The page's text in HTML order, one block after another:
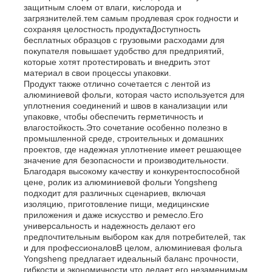
защитным слоем от влаги, кислорода и
загрязнителей.тем самым продлевая срок годности и
сохраняя целостность продуктаДоступность
бесплатных образцов с грузовыми расходами для
покупателя повышает удобство для предприятий,
которые хотят протестировать и внедрить этот
материал в свои процессы упаковки.
Продукт также отлично сочетается с лентой из
алюминиевой фольги, которая часто используется для
уплотнения соединений и швов в канализации или
упаковке, чтобы обеспечить герметичность и
влагостойкость.Это сочетание особенно полезно в
промышленной среде, строительных и домашних
проектов, где надежная уплотнение имеет решающее
значение для безопасности и производительности.
Благодаря высокому качеству и конкурентоспособной
цене, ролик из алюминиевой фольги Yongsheng
подходит для различных сценариев, включая
изоляцию, приготовление пищи, медицинские
приложения и даже искусство и ремесло.Его
универсальность и надежность делают его
предпочтительным выбором как для потребителей, так
и для профессионаловВ целом, алюминиевая фольга
Yongsheng предлагает идеальный баланс прочности,
гибкости и экономичности.что делает его незаменимым